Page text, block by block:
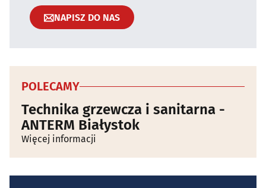
NAPISZ DO NAS
POLECAMY
Technika grzewcza i sanitarna -
ANTERM Białystok
Więcej informacji